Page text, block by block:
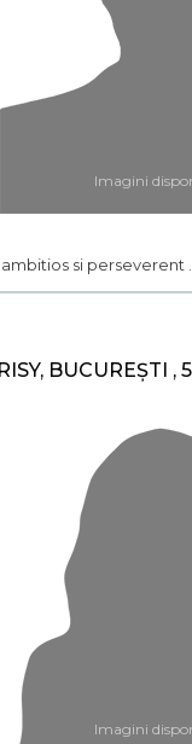
Imagini
ambitios si perseverent
BUCUREȘTI ,
Imagini